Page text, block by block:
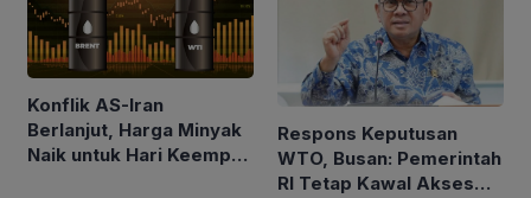
Konflik AS-Iran
Berlanjut, Harga Minyak
Naik untuk Hari Keempat
Respons Keputusan
WTO, Busan: Pemerintah
RI Tetap Kawal Akses